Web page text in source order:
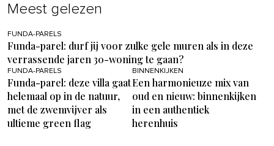
Meest gelezen
FUNDA-PARELS
Funda-parel: durf jij voor zulke gele muren als in deze
verrassende jaren 30-woning te gaan?
FUNDA-PARELS
Funda-parel: deze villa gaat
helemaal op in de natuur,
met de zwemvijver als
ultieme green flag
BINNENKIJKEN
Een harmonieuze mix van
oud en nieuw: binnenkijken
in een authentiek
herenhuis